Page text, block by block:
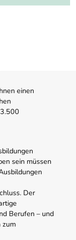
einen
sein müssen
Der
Berufen – und
zum